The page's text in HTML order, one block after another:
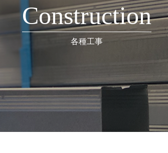
Construction
各種工事